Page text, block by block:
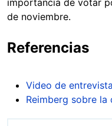
importancia de votar
de noviembre.
Referencias
Video de
Reimberg sobre